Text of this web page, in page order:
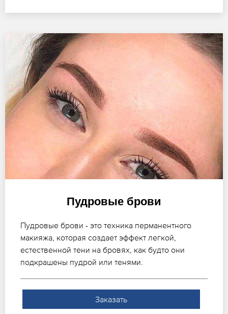
Пудровые брови
Пудровые брови - это техника перманентного
макияжа, которая создает эффект легкой,
естественной тени на бровях, как будто они
подкрашены пудрой или тенями.
Заказать